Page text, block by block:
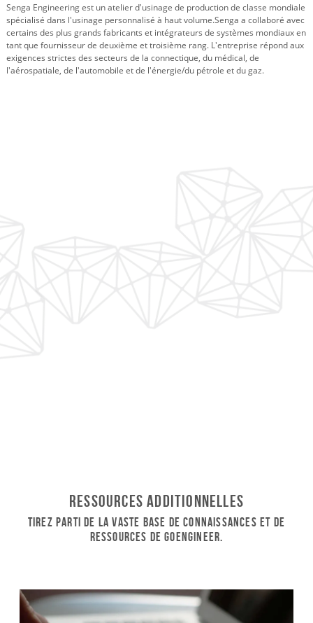
Senga Engineering est un atelier d'usinage de production de classe mondiale
spécialisé dans l'usinage personnalisé à haut volume.Senga a collaboré avec
certains des plus grands fabricants et intégrateurs de systèmes mondiaux en
tant que fournisseur de deuxième et troisième rang. L'entreprise répond aux
exigences strictes des secteurs de la connectique, du médical, de
l'aérospatiale, de l'automobile et de l'énergie/du pétrole et du gaz.
Ressources additionnelles
Tirez parti de la vaste base de connaissances et de
ressources de GoEngineer.